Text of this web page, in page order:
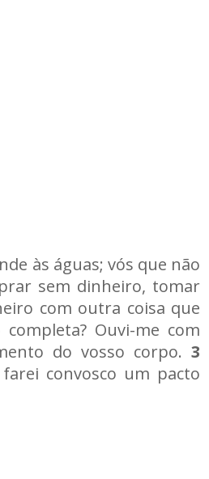
às águas; vós que não
sem dinheiro, tomar
com outra coisa que
Ouvi-me com
do vosso corpo. 3
convosco um pacto